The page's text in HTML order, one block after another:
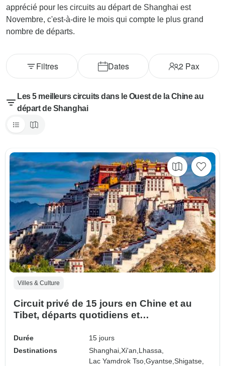
apprécié pour les circuits au départ de Shanghai est
Novembre, c'est-à-dire le mois qui compte le plus grand
nombre de départs.
Dates 2Pax
Filtres
Les 5 meilleurs circuits dans le Ouest de la Chine au
départ de Shanghai
Villes & Culture
Circuit privé de 15 jours en Chine et au
Tibet, départs quotidiens et
Durée
15 jours
Destinations
Shanghai,Xi'an, Lhassa,
Lac Yamdrok Tso,Gyantse,Shigatse,